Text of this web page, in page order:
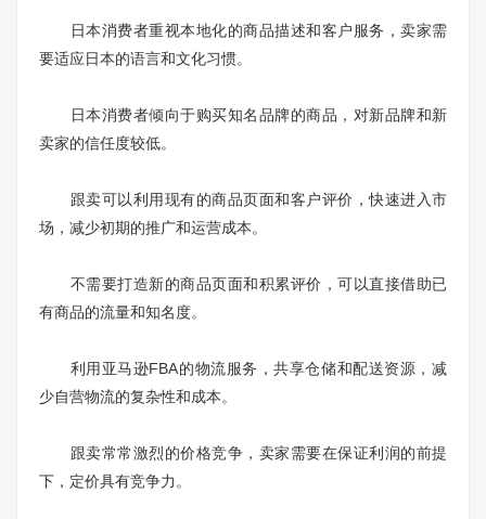
日本消费者重视本地化的商品描述和客户服务，卖家需
要适应日本的语言和文化习惯。
日本消费者倾向于购买知名品牌的商品，对新品牌和新
卖家的信任度较低。
跟卖可以利用现有的商品页面和客户评价，快速进入市
场，减少初期的推广和运营成本。
不需要打造新的商品页面和积累评价，可以直接借助已
有商品的流量和知名度。
利用亚马逊FBA的物流服务，共享仓储和配送资源，减
少自营物流的复杂性和成本。
跟卖常常激烈的价格竞争，卖家需要在保证利润的前提
下，定价具有竞争力。